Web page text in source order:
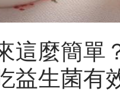
這麼簡單
益生菌有